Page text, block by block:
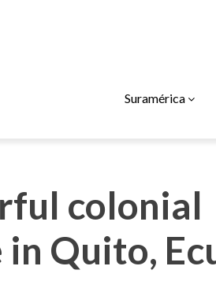
Suramérica
colonial
Quito,